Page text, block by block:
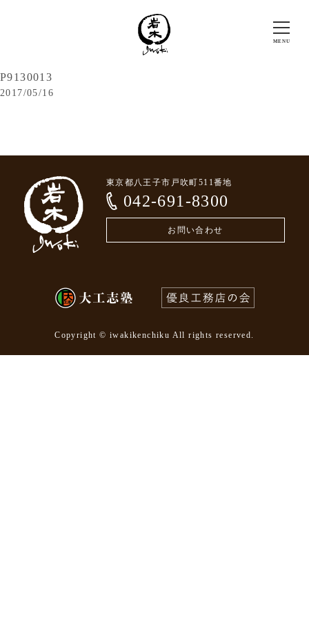
P9130013
2017/05/16
東京都八王子市戸吹町511番地
042-691-8300
お問い合わせ
Copyright © iwakikenchiku All rights reserved.